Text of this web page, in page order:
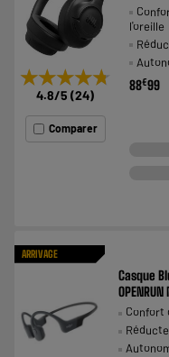
★★★★★
★★★★★
4.8/5 (24)
Comparer
l'oreille
88€99
ARRIVAGE
Casque
Confort